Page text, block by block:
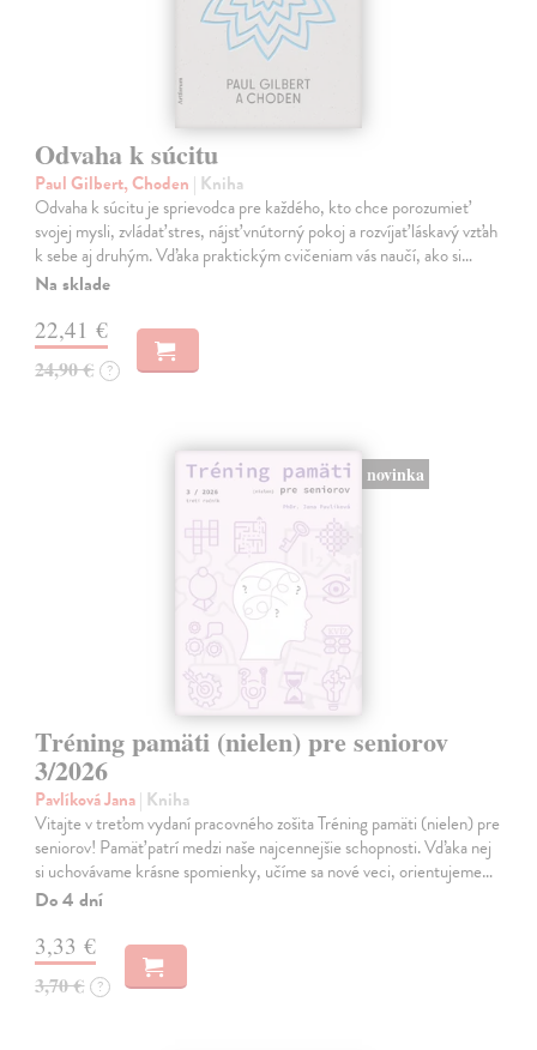
Odvaha k súcitu
Paul Gilbert, Choden | Kniha
Odvaha k súcitu je sprievodca pre každého, kto chce porozumieť
svojej mysli, zvládať stres, nájsť vnútorný pokoj a rozvíjať láskavý vzťah
k sebe aj druhým. Vďaka praktickým cvičeniam vás naučí, ako si…
Na sklade
22,41 €
24,90 € ?
novinka
Tréning pamäti (nielen) pre seniorov
3/2026
Pavlíková Jana| Kniha
Vitajte v treťom vydaní pracovného zošita Tréning pamäti (nielen) pre
seniorov! Pamäť patrí medzi naše najcennejšie schopnosti. Vďaka nej
si uchovávame krásne spomienky, učíme sa nové veci, orientujeme…
Do 4 dní
3,33 €
3,70 € ?